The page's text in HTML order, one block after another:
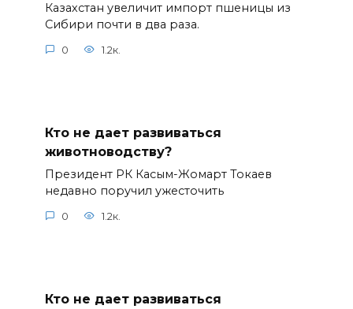
Казахстан увеличит импорт пшеницы из
Сибири почти в два раза.
0 1.2к.
Кто не дает развиваться
животноводству?
Президент РК Касым-Жомарт Токаев
недавно поручил ужесточить
0 1.2к.
Кто не дает развиваться